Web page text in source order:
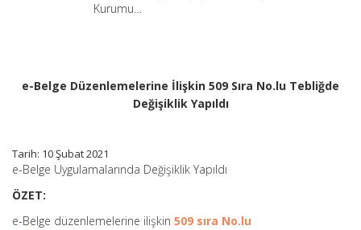
Kurumu…
e-Belge Düzenlemelerine İlişkin 509 Sıra No.lu Tebliğde
Değişiklik Yapıldı
Tarih: 10 Şubat 2021
e-Belge Uygulamalarında Değişiklik Yapıldı
ÖZET:
e-Belge düzenlemelerine ilişkin 509 sıra No.lu